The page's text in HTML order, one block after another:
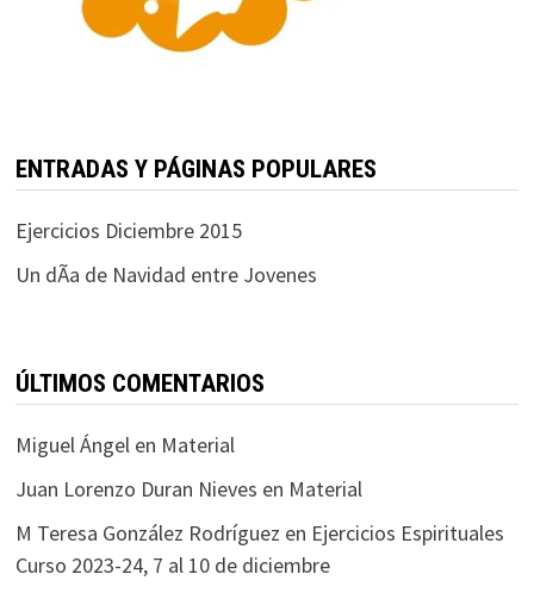
ENTRADAS Y PÁGINAS POPULARES
Ejercicios Diciembre 2015
Un dÃ­a de Navidad entre Jovenes
ÚLTIMOS COMENTARIOS
Miguel Ángelen Material
Juan Lorenzo Duran Nieves en Material
M Teresa González Rodríguez en Ejercicios Espirituales
Curso 2023-24, 7 al 10 de diciembre